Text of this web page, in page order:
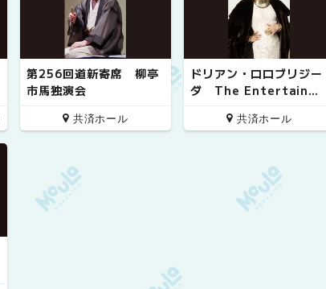
第256回道新寄席 柳亭
市馬独演会
共済ホール
ドリアン・ロロブリジー
ダ The
nt!! 20th Anniversar
y Special共済ホール